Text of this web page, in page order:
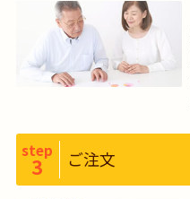
step
3 ご注文